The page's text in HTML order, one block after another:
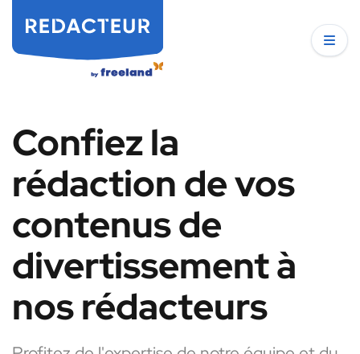
Confiez la
rédaction de vos
contenus de
divertissement à
nos rédacteurs